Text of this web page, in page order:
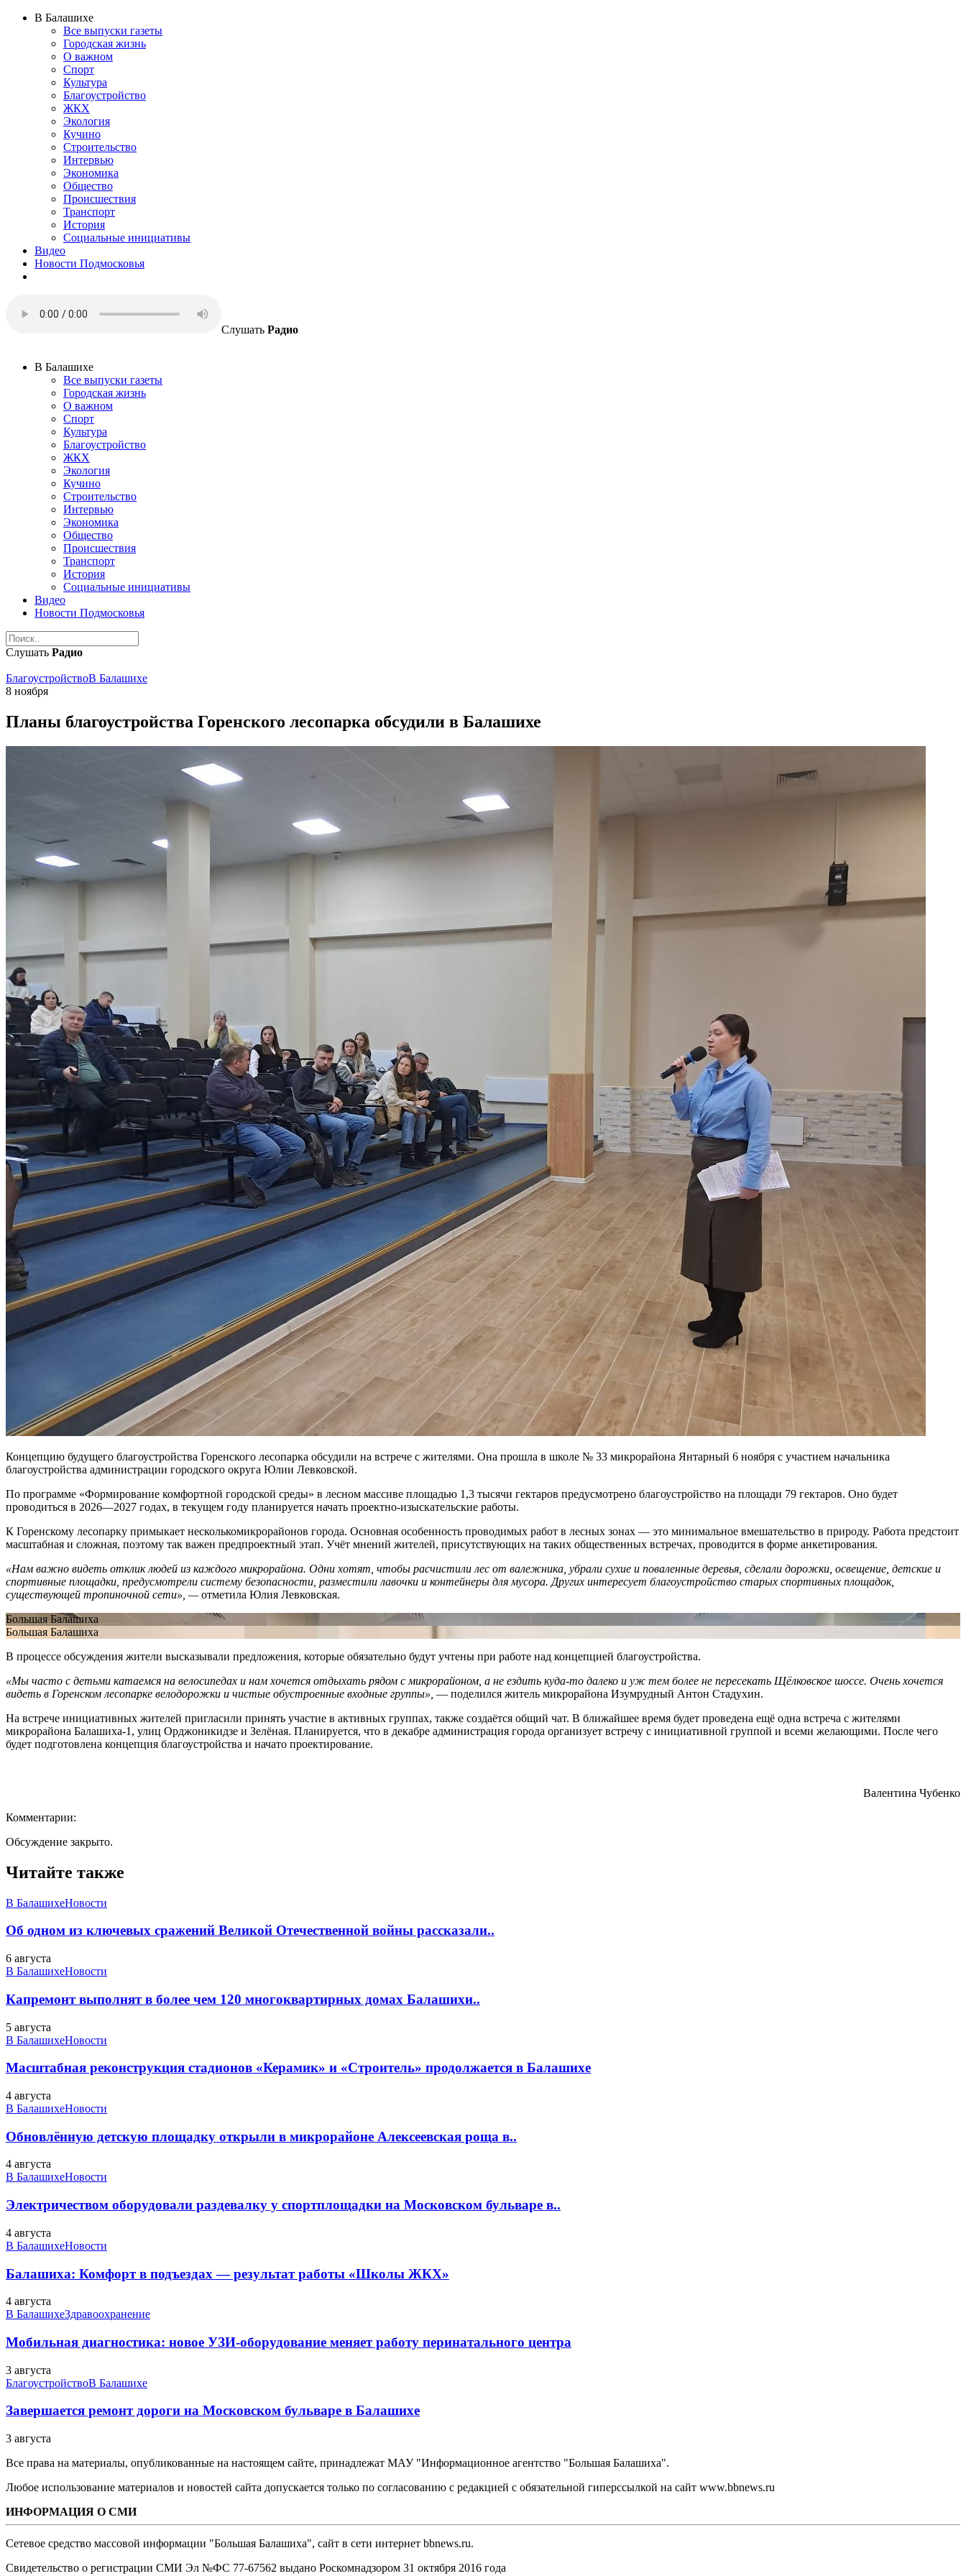
В Балашихе
Все выпуски газеты
Городская жизнь
О важном
Спорт
Культура
Благоустройство
ЖКХ
Экология
Кучино
Строительство
Интервью
Экономика
Общество
Происшествия
Транспорт
История
Социальные инициативы
Видео
Новости Подмосковья
Слушать Радио
В Балашихе
Все выпуски газеты
Городская жизнь
О важном
Спорт
Культура
Благоустройство
ЖКХ
Экология
Кучино
Строительство
Интервью
Экономика
Общество
Происшествия
Транспорт
История
Социальные инициативы
Видео
Новости Подмосковья
Слушать Радио
БлагоустройствоВ Балашихе
8 ноября
Планы благоустройства Горенского лесопарка обсудили в Балашихе
Концепцию будущего благоустройства Горенского лесопарка обсудили на встрече с жителями. Она прошла в школе № 33 микрорайона Янтарный 6 ноября с участием начальника
благоустройства администрации городского округа Юлии Левковской.
По программе «Формирование комфортной городской среды» в лесном массиве площадью 1,3 тысячи гектаров предусмотрено благоустройство на площади 79 гектаров. Оно будет
проводиться в 2026—2027 годах, в текущем году планируется начать проектно-изыскательские работы.
К Горенскому лесопарку примыкает несколькомикрорайонов города. Основная особенность проводимых работ в лесных зонах — это минимальное вмешательство в природу. Работа предстоит
масштабная и сложная, поэтому так важен предпроектный этап. Учёт мнений жителей, присутствующих на таких общественных встречах, проводится в форме анкетирования.
«Нам важно видеть отклик людей из каждого микрорайона. Одни хотят, чтобы расчистили лес от валежника, убрали сухие и поваленные деревья, сделали дорожки, освещение, детские и
спортивные площадки, предусмотрели систему безопасности, разместили лавочки и контейнеры для мусора. Других интересует благоустройство старых спортивных площадок,
существующей тропиночной сети» —отметила Юлия Левковская.
Большая Балашиха
Большая Балашиха
В процессе обсуждения жители высказывали предложения, которые обязательно будут учтены при работе над концепцией благоустройства.
«Мы часто с детьми катаемся на велосипедах и нам хочется отдыхать рядом с микрорайоном, а не ездить куда-то далеко и уж тем более не пересекать Щёлковское шоссе. Очень хочется
видеть в Горенском лесопарке велодорожки и чистые обустроенные входные группы», — поделился житель микрорайона Изумрудный Антон Стадухин.
На встрече инициативных жителей пригласили принять участие в активных группах, также создаётся общий чат. В ближайшее время будет проведена ещё одна встреча с жителями
микрорайона Балашиха-1, улиц Орджоникидзе и Зелёная. Планируется, что в декабре администрация города организует встречу с инициативной группой и всеми желающими. После чего
будет подготовлена концепция благоустройства и начато проектирование.
Валентина Чубенко
Комментарии:
Обсуждение закрыто.
Читайте также
В БалашихеНовости
Об одном из ключевых сражений Великой Отечественной войны рассказали..
6 августа
В БалашихеНовости
Капремонт выполнят в более чем 120 многоквартирных домах Балашихи..
5 августа
В БалашихеНовости
Масштабная реконструкция стадионов «Керамик» и «Строитель» продолжается в Балашихе
4 августа
В БалашихеНовости
Обновлённую детскую площадку открыли в микрорайоне Алексеевская роща в..
4 августа
В БалашихеНовости
Электричеством оборудовали раздевалку у спортплощадки на Московском бульваре в..
4 августа
В БалашихеНовости
Балашиха: Комфорт в подъездах — результат работы «Школы ЖКХ»
4 августа
В БалашихеЗдравоохранение
Мобильная диагностика: новое УЗИ-оборудование меняет работу перинатального центра
3 августа
БлагоустройствоВ Балашихе
Завершается ремонт дороги на Московском бульваре в Балашихе
3 августа
Все права на материалы, опубликованные на настоящем сайте, принадлежат МАУ "Информационное агентство "Большая Балашиха".
Любое использование материалов и новостей сайта допускается только по согласованию с редакцией с обязательной гиперссылкой на сайт www.bbnews.ru
ИНФОРМАЦИЯ О СМИ
Сетевое средство массовой информации "Большая Балашиха", сайт в сети интернет bbnews.ru.
Свидетельство о регистрации СМИ Эл №ФС ‎77-67562 выдано Роскомнадзором 31 октября 2016 года